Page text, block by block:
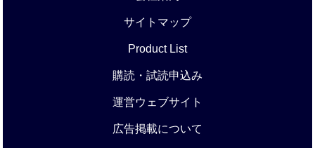
サイトマップ
Product List
購読・試読申込み
運営ウェブサイト
広告掲載について